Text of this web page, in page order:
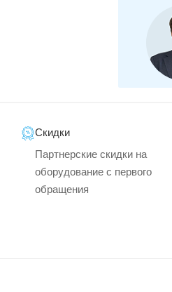
Скидки
Партнерские скидки на
оборудование с первого
обращения